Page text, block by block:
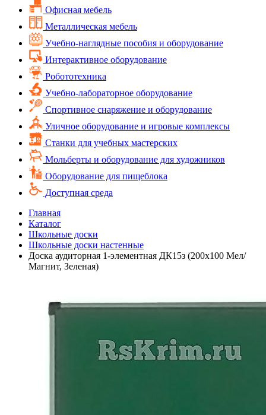
Офисная мебель
Металлическая мебель
Учебно-наглядные пособия и оборудование
Интерактивное оборудование
Робототехника
Учебно-лабораторное оборудование
Спортивное снаряжение и оборудование
Уличное оборудование и игровые комплексы
Cтанки для учебных мастерских
Мольберты и оборудование для художников
Оборудование для пищеблока
Доступная среда
Главная
Каталог
Школьные доски
Школьные доски настенные
Доска аудиторная 1-элементная ДК15з (200х100 Мел/
Магнит, Зеленая)